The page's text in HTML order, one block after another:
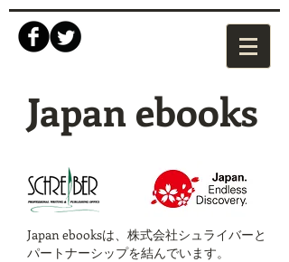
Japan ebooks
Japan ebooksは、株式会社シュライバーと
パートナーシップを結んでいます。